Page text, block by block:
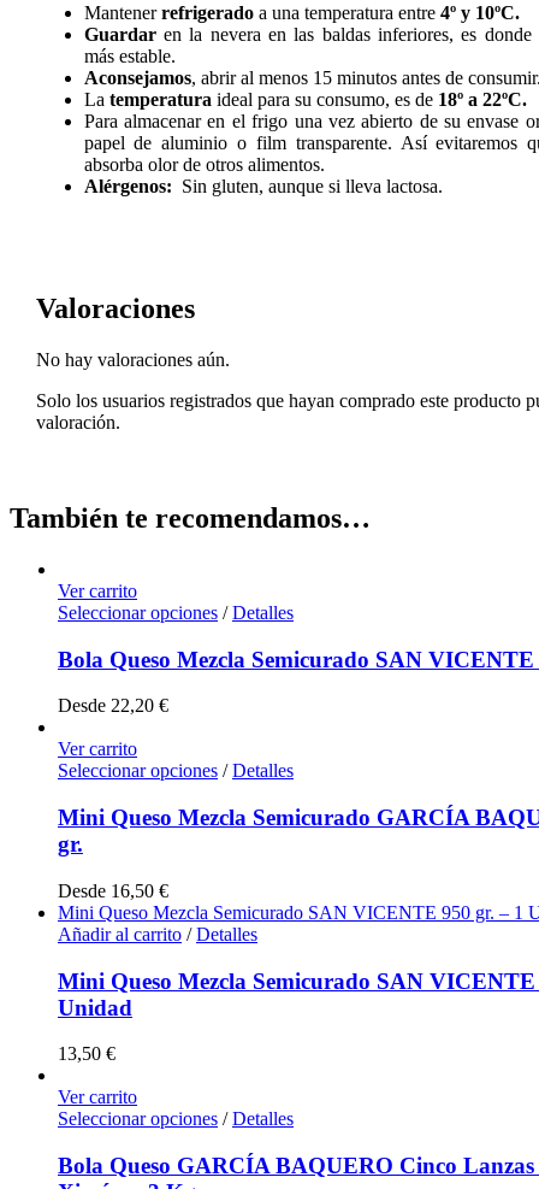
Mantenerrefrigeradoa una temperatura entre 4º y 10ºC.
Guardaren la nevera en las baldas inferiores, es
más estable.
Aconsejamos, abrir al menos 15 minutos antes de
La temperatura ideal para su consumo, es de 18º a 22ºC.
Para almacenar en el frigo una vez abierto de su envase
papel de aluminio o film transparente. Así evitaremos
absorba olor de otros alimentos.
Alérgenos: Sin gluten, aunque si lleva lactosa.
Valoraciones
No hay valoraciones aún.
Solo los usuarios registrados que hayan comprado este producto
valoración.
También te recomendamos…
Ver carrito
Seleccionar opciones / Detalles
Bola Queso Mezcla Semicurado SAN
Desde 22,20 €
Ver carrito
Seleccionar opciones / Detalles
Mini Queso Mezcla Semicurado GARCÍA
gr.
Desde 16,50 €
Mini Queso Mezcla Semicurado SAN VICENTE 950 gr. – 1
Añadir al carrito / Detalles
Mini Queso Mezcla Semicurado SAN VICENTE
Unidad
13,50 €
Ver carrito
Seleccionar opciones / Detalles
Bola Queso GARCÍA BAQUERO Cinco Lanzas